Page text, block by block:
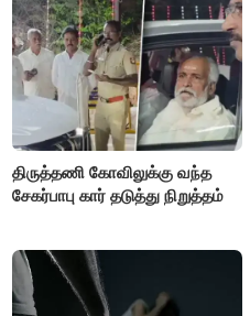
திருத்தணி கோவிலுக்கு வந்த
சேகர்பாபு கார் தடுத்து நிறுத்தம்